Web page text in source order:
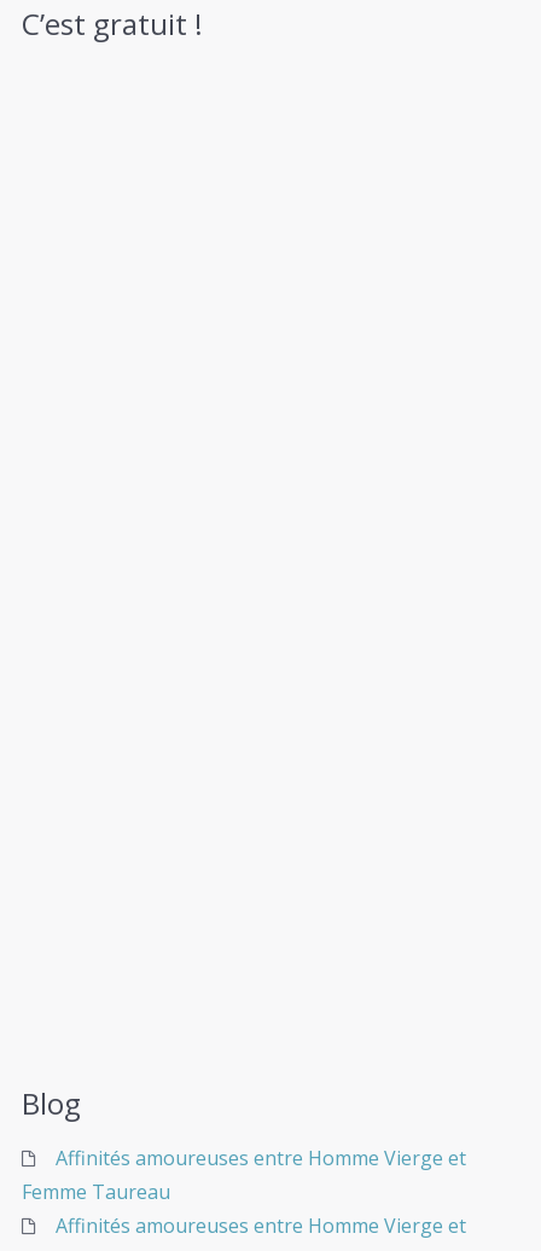
C’est gratuit !
Blog
Affinités amoureuses entre Homme Vierge et
Femme Taureau
Affinités amoureuses entre Homme Vierge et